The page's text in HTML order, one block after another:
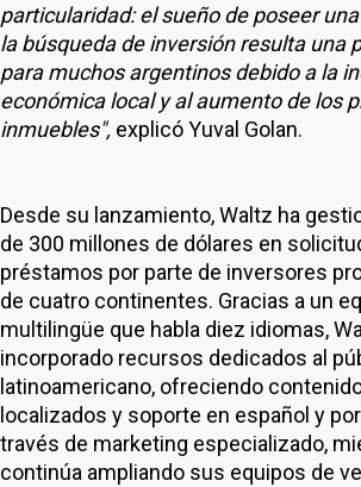
particularidad: el sueño de poseer
la búsqueda de inversión resulta una
para muchos argentinos debido a la
económica local y al aumento de los
inmuebles", explicó Yuval Golan.
Desde su lanzamiento, Waltz ha
de 300 millones de dólares en
préstamos por parte de inversores
de cuatro continentes. Gracias a un
multilingüe que habla diez idiomas,
incorporado recursos dedicados al
latinoamericano, ofreciendo
localizados y soporte en español y
través de marketing especializado,
continúa ampliando sus equipos de